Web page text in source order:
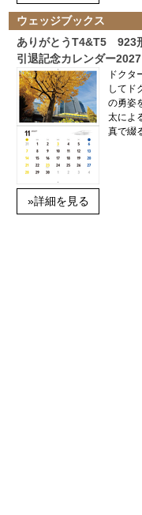
ウェッジブックス
ありがとうT4&T5 923
引退記念カレンダー
»詳細を見る
ドクタ
してド
の勇姿
太によ
真で綴